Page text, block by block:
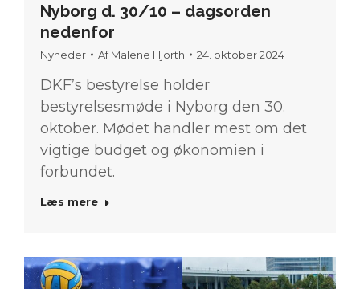
Nyborg d. 30/10 – dagsorden
nedenfor
Nyheder AfMalene Hjorth 24. oktober 2024
DKF’s bestyrelse holder
bestyrelsesmøde i Nyborg den 30.
oktober. Mødet handler mest om det
vigtige budget og økonomien i
forbundet.
Læs mere